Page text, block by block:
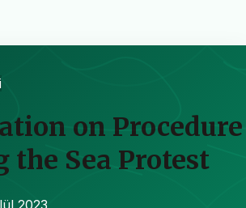
on Procedure
the Sea Protest
2023